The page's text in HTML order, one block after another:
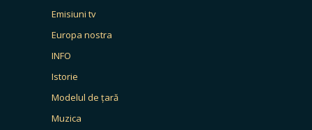
Emisiuni tv
Europa nostra
INFO
Istorie
Modelul de țară
Muzica